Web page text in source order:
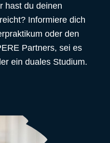
hast du deinen
Informiere dich
oder den
Partners, sei es
ein duales Studium.